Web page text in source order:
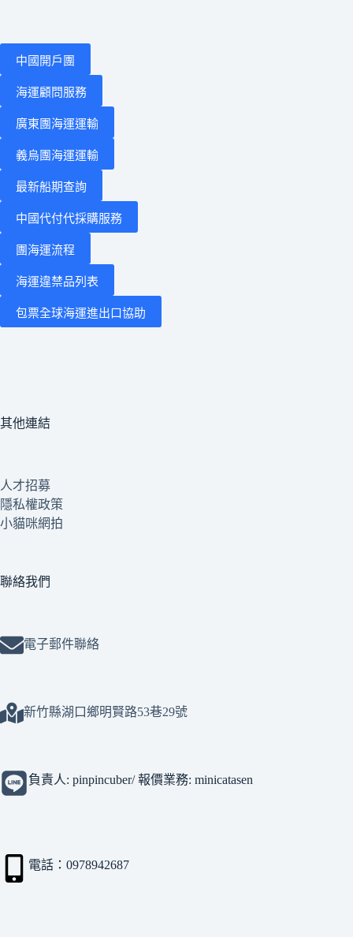
中國開戶團
海運顧問服務
廣東團海運運輸
義烏團海運運輸
最新船期查詢
中國代付代採購服務
團海運流程
海運違禁品列表
包票全球海運進出口協助
其他連結
人才招募
隱私權政策
小貓咪網拍
聯絡我們
電子郵件聯絡
新竹縣湖口鄉明賢路53巷29號
負責人: pinpincuber/ 報價業務: minicatasen
電話：0978942687